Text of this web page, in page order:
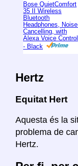
Bose QuietComfort
35 II Wireless
Bluetooth
Headphones,
Cancelling, with
Alexa Voice Control
- Black
Hertz
Equitat Hert
Aquesta és la
problema de
Hertz.